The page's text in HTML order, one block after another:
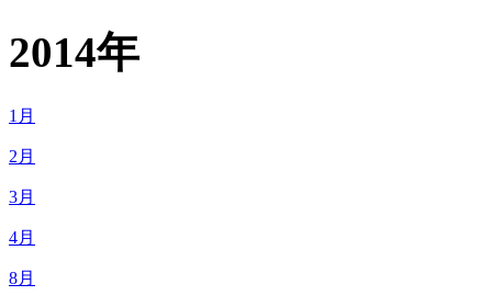
2014年
1月
2月
3月
4月
8月